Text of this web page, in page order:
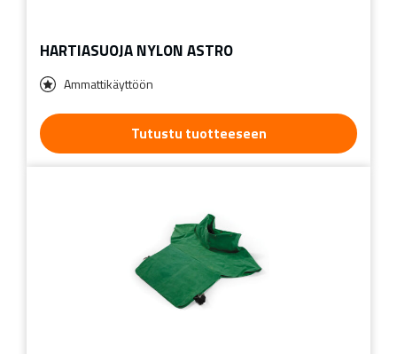
HARTIASUOJA NYLON ASTRO
Ammattikäyttöön
Tutustu tuotteeseen